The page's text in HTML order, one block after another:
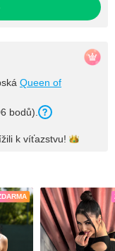
Queen of
bodů).
k víťazstvu!